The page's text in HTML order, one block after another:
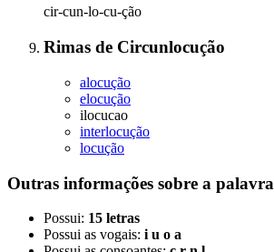
cir-cun-lo-cu-ção
Rimas de Circunlocução
alocução
elocução
ilocucao
interlocução
locução
Outras informações sobre a palavra
Possui: 15 letras
Possui as vogais: i u o a